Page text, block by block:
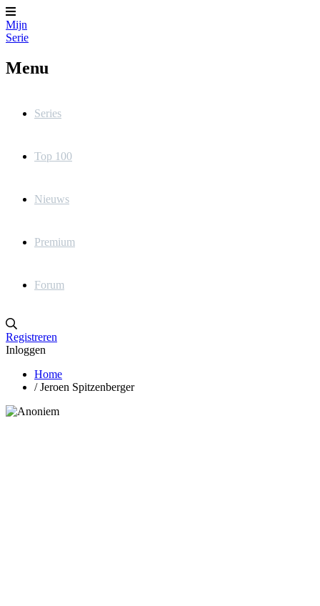
Mijn
Serie
Menu
Series
Top 100
Nieuws
Premium
Forum
Registreren
Inloggen
Home
/ Jeroen Spitzenberger